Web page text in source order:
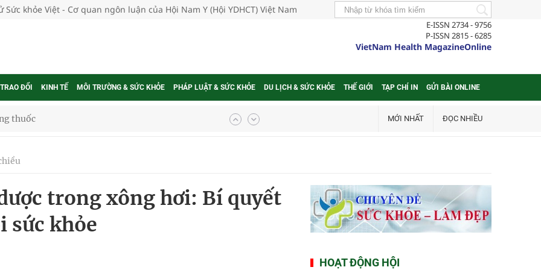
Sức khỏe Việt - Cơ quan ngôn luận của Hội Nam Y (Hội YDHCT) Việt Nam
E-ISSN 2734 - 9756
P-ISSN 2815 - 6285
VietNam Health MagazineOnline
ĐỔI KINH TẾ MÔI TRƯỜNG & SỨC KHỎE PHÁP LUẬT & SỨC KHỎE DU LỊCH & SỨC KHỎE THẾ GIỚI TẠP CHÍ IN GỬI BÀI ONLINE
thuốc
khám sàng lọc cho người dân
cực hiệu quả
gia
MỚI NHẤT ĐỌC NHIỀU
trong xông hơi: Bí quyết
sức khỏe
HOẠT ĐỘNG HỘI